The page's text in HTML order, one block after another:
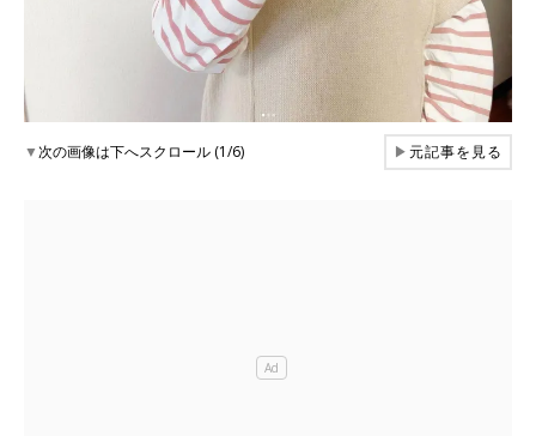
▼次の画像は下へスクロール (1/6) ▶元記事を見る